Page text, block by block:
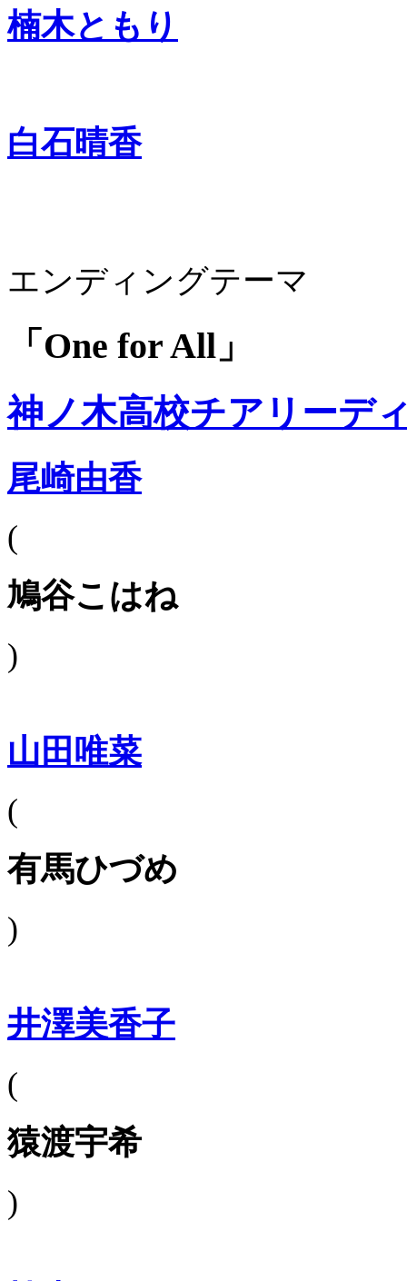
楠木ともり
白石晴香
エンディングテーマ
「One for All」
神ノ木高校チアリーデ
尾崎由香
(
鳩谷こはね
)
山田唯菜
(
有馬ひづめ
)
井澤美香子
(
猿渡宇希
)